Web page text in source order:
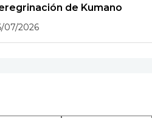
de Kumano
07/2026